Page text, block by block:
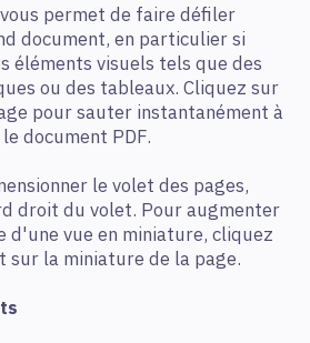
permet de faire défiler
document, en particulier si
éléments visuels tels que des
ou des tableaux. Cliquez sur
pour sauter instantanément à
document PDF.
le volet des pages,
droit du volet. Pour augmenter
d'une vue en miniature, cliquez
sur la miniature de la page.